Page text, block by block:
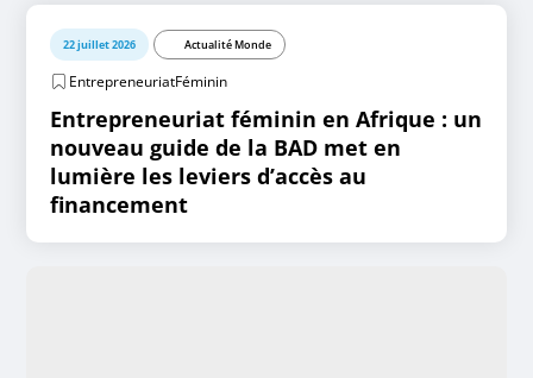
22 juillet 2026 Actualité Monde
EntrepreneuriatFéminin
Entrepreneuriat féminin en Afrique : un
nouveau guide de la BAD met en
lumière les leviers d’accès au
financement